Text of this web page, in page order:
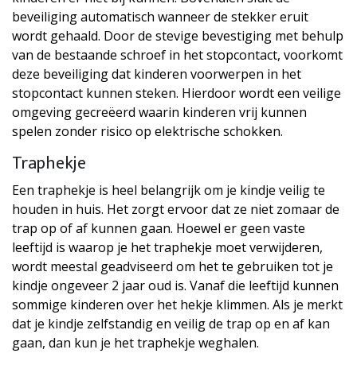
beveiliging automatisch wanneer de stekker eruit
wordt gehaald. Door de stevige bevestiging met behulp
van de bestaande schroef in het stopcontact, voorkomt
deze beveiliging dat kinderen voorwerpen in het
stopcontact kunnen steken. Hierdoor wordt een veilige
omgeving gecreëerd waarin kinderen vrij kunnen
spelen zonder risico op elektrische schokken.
Traphekje
Een traphekje is heel belangrijk om je kindje veilig te
houden in huis. Het zorgt ervoor dat ze niet zomaar de
trap op of af kunnen gaan. Hoewel er geen vaste
leeftijd is waarop je het traphekje moet verwijderen,
wordt meestal geadviseerd om het te gebruiken tot je
kindje ongeveer 2 jaar oud is. Vanaf die leeftijd kunnen
sommige kinderen over het hekje klimmen. Als je merkt
dat je kindje zelfstandig en veilig de trap op en af kan
gaan, dan kun je het traphekje weghalen.